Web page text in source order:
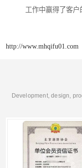
工作中赢得了客户
http://www.mhqifu01.com
Development, design,